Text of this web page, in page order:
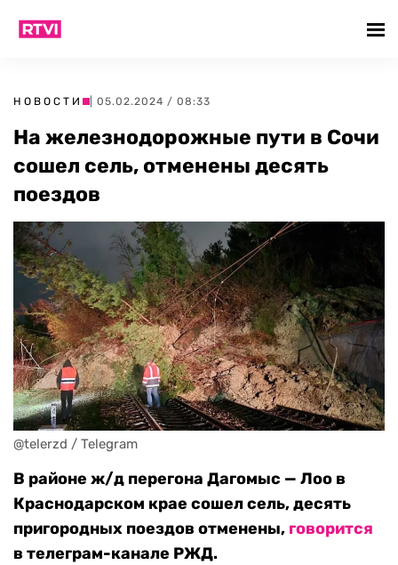
НОВОСТИ | 05.02.2024 / 08:33
На железнодорожные пути в Сочи
сошел сель, отменены десять
поездов
@telerzd / Telegram
В районе ж/д перегона Дагомыс — Лоо в
Краснодарском крае сошел сель, десять
пригородных поездов отменены, говорится
в телеграм-канале РЖД.